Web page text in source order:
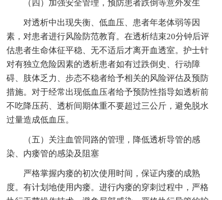
（四）加强安全管理，预防患者跌倒等意外发生
对透析中出现失衡、低血压、患者年老体弱等因
素，对患者进行风险防范教育。在透析结束20分钟后评
估患者生命体征平稳、无不适后才离开血透室。护士针
对有独立危险因素的透析患者如有过跌倒史、行动障
碍、肢体乏力、步态不稳者给予相关的风险评估及预防
措施。对于经常出现低血压者给予预防性指导如透析前
不吃降压药、透析间期体重不要超过三公斤，避免脱水
过量造成低血压。
（五）关注血管同路的管理，降低透析导管的感
染、内瘘管的感染及阻塞
严格掌握内瘘的初次使用时间，保证内瘘的成熟
度。有计划地使用内瘘。进行内瘘的穿刺过程中，严格